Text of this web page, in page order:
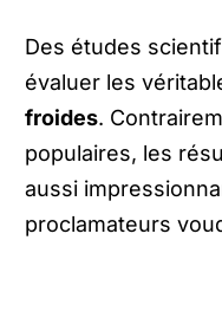
Des études
évaluer les
froides.
populaires, les
aussi
proclamateurs